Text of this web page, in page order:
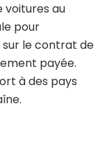
voitures au
pour
le contrat de
payée.
à des pays